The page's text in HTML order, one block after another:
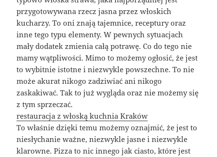
przygotowywana rzecz jasna przez włoskich
kucharzy. To oni znają tajemnice, receptury oraz
inne tego typu elementy. W pewnych sytuacjach
mały dodatek zmienia całą potrawę. Co do tego nie
mamy wątpliwości. Mimo to możemy ogłosić, że jest
to wybitnie istotne i niezwykle powszechne. To nie
może akurat nikogo zadziwiać ani nikogo
zaskakiwać. Tak to już wygląda oraz nie możemy się
z tym sprzeczać.
restauracja z włoską kuchnia Kraków
To właśnie dzięki temu możemy oznajmić, że jest to
niesłychanie ważne, niezwykle jasne i niezwykle
klarowne. Pizza to nic innego jak ciasto, które jest